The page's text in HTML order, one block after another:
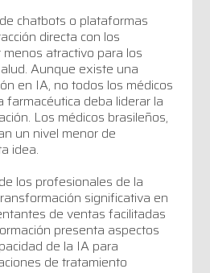
chatbots o plataformas
directa con los
atractivo para los
Aunque existe una
en IA, no todos los médicos
farmacéutica deba liderar la
Los médicos brasileños,
un nivel menor de
idea.
los profesionales de la
significativa en
de ventas facilitadas
presenta aspectos
de la IA para
de tratamiento